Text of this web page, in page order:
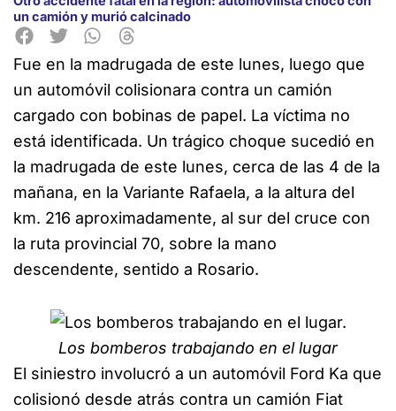
un camión y murió calcinado
Fue en la madrugada de este lunes, luego que
un automóvil colisionara contra un camión
cargado con bobinas de papel. La víctima no
está identificada. Un trágico choque sucedió en
la madrugada de este lunes, cerca de las 4 de la
mañana, en la Variante Rafaela, a la altura del
km. 216 aproximadamente, al sur del cruce con
la ruta provincial 70, sobre la mano
descendente, sentido a Rosario.
Los bomberos trabajando en el lugar
El siniestro involucró a un automóvil Ford Ka que
colisionó desde atrás contra un camión Fiat